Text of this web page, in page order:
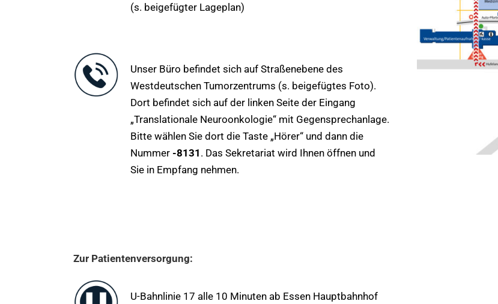
(s. beigefügter Lageplan)
Unser Büro befindet sich auf Straßenebene des
Westdeutschen Tumorzentrums (s. beigefügtes Foto).
Dort befindet sich auf der linken Seite der Eingang
„Translationale Neuroonkologie“ mit Gegensprechanlage.
Bitte wählen Sie dort die Taste „Hörer“ und dann die
Nummer -8131 . Das Sekretariat wird Ihnen öffnen und
Sie in Empfang nehmen.
Zur Patientenversorgung:
U-Bahnlinie 17 alle 10 Minuten ab Essen Hauptbahnhof